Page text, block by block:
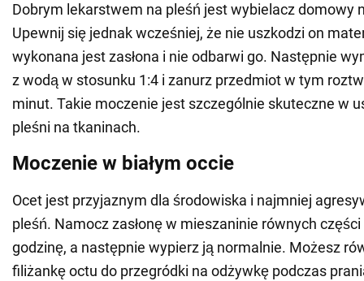
Dobrym lekarstwem na pleśń jest wybielacz domowy
Upewnij się jednak wcześniej, że nie uszkodzi on
wykonana jest zasłona i nie odbarwi go. Następnie
z wodą w stosunku 1:4 i zanurz przedmiot w tym
minut. Takie moczenie jest szczególnie skuteczne w
pleśni na tkaninach.
Moczenie w białym occie
Ocet jest przyjaznym dla środowiska i najmniej
pleśń. Namocz zasłonę w mieszaninie równych
godzinę, a następnie wypierz ją normalnie. Możesz
filiżankę octu do przegródki na odżywkę podczas